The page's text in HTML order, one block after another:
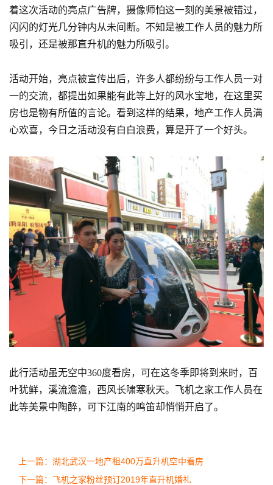
着这次活动的亮点广告牌，摄像师怕这一刻的美景被错过，
闪闪的灯光几分钟内从未间断。不知是被工作人员的魅力所
吸引，还是被那直升机的魅力所吸引。
活动开始，亮点被宣传出后，许多人都纷纷与工作人员一对
一的交流，都提出如果能有此等上好的风水宝地，在这里买
房也是物有所值的言论。看到这样的结果，地产工作人员满
心欢喜，今日之活动没有白白浪费，算是开了一个好头。
此行活动虽无空中360度看房，可在这冬季即将到来时，百
叶犹鲜，溪流澹澹，西风长啸寒秋天。飞机之家工作人员在
此等美景中陶醉，可下江南的鸣笛却悄悄开启了。
上一篇：湖北武汉一地产租400万直升机空中看房
下一篇：飞机之家粉丝预订2019年直升机婚礼